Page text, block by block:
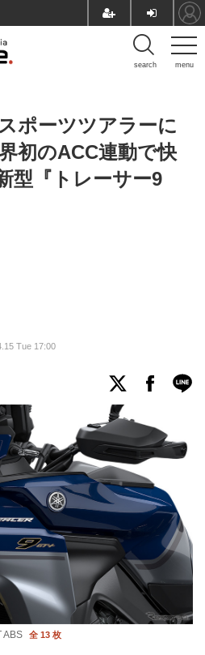
menu
search
ポーツツアラーに
初のACC連動で快
型『トレーサー9
Tue 17:00
ABS 全 13 枚